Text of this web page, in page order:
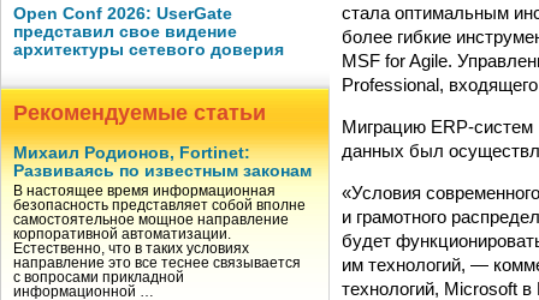
Open Conf 2026: UserGate
представил свое видение
архитектуры сетевого доверия
Рекомендуемые статьи
Михаил Родионов, Fortinet:
Развиваясь по известным законам
В настоящее время информационная
безопасность представляет собой вполне
самостоятельное мощное направление
корпоративной автоматизации.
Естественно, что в таких условиях
направление это все теснее связывается
с вопросами прикладной
информационной …
стала оптимальным
более гибкие
MSF for Agile.
Professional,
Миграцию ERP-систем
данных был
«Условия
и грамотного
будет
им технологий, —
технологий, Microsoft